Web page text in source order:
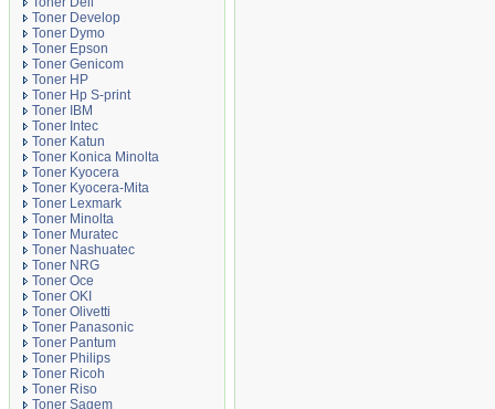
Toner Develop
Toner Dymo
Toner Epson
Toner Genicom
Toner HP
Toner Hp S-print
Toner IBM
Toner Intec
Toner Katun
Toner Konica Minolta
Toner Kyocera
Toner Kyocera-Mita
Toner Lexmark
Toner Minolta
Toner Muratec
Toner Nashuatec
Toner NRG
Toner Oce
Toner OKI
Toner Olivetti
Toner Panasonic
Toner Pantum
Toner Philips
Toner Ricoh
Toner Riso
Toner Sagem